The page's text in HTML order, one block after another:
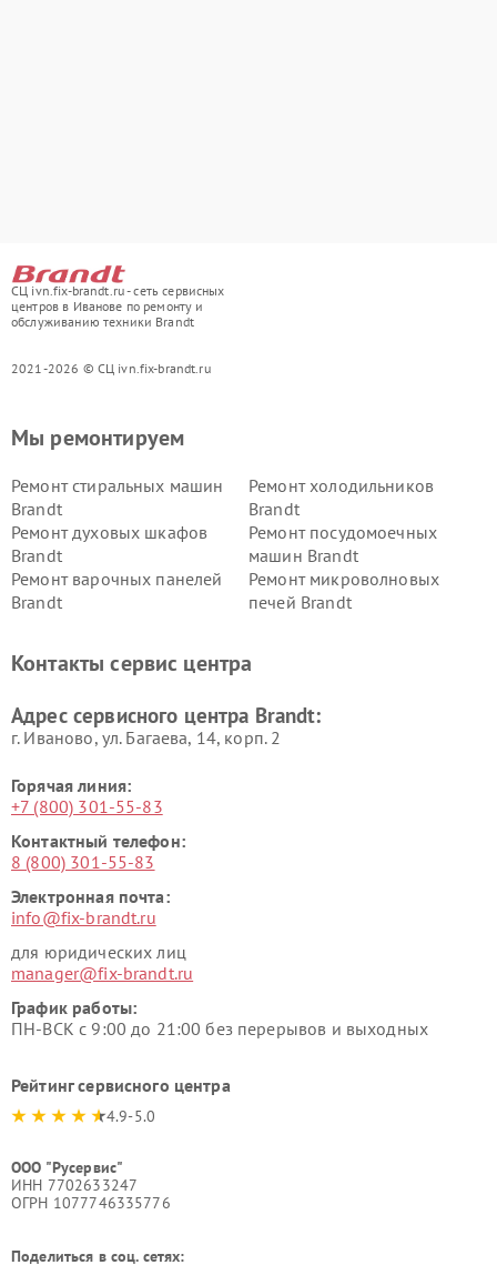
СЦ ivn.fix-brandt.ru - сеть сервисных
центров в Иванове по ремонту и
обслуживанию техники Brandt
2021-2026 © СЦ ivn.fix-brandt.ru
Мы ремонтируем
Ремонт стиральных машин
Brandt
Ремонт холодильников
Brandt
Ремонт духовых шкафов
Brandt
Ремонт посудомоечных
машин Brandt
Ремонт варочных панелей
Brandt
Ремонт микроволновых
печей Brandt
Контакты сервис центра
Адрес сервисного центра Brandt:
г. Иваново, ул. Багаева, 14, корп. 2
Горячая линия:
+7 (800) 301-55-83
Контактный телефон:
8 (800) 301-55-83
Электронная почта:
info@fix-brandt.ru
для юридических лиц
manager@fix-brandt.ru
График работы:
ПН-ВСК с 9:00 до 21:00 без перерывов и выходных
Рейтинг сервисного центра
4.9-5.0
ООО "Русервис"
ИНН 7702633247
ОГРН 1077746335776
Поделиться в соц. сетях: